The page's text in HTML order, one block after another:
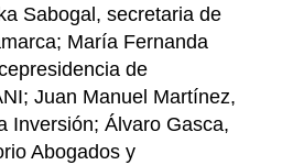
Sabogal, secretaria de
María Fernanda
de
Juan Manuel Martínez,
Inversión; Álvaro Gasca,
Abogados y